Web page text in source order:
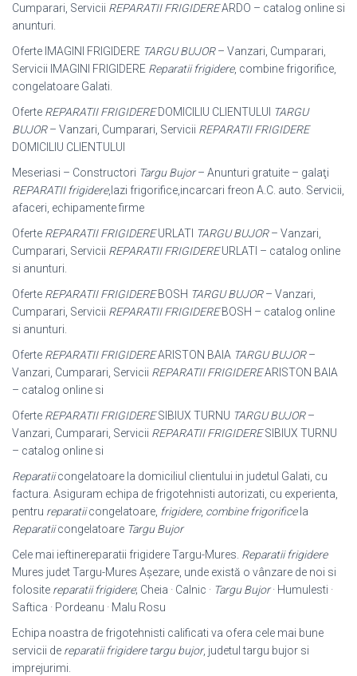
Cumparari, Servicii REPARATII FRIGIDEREARDO – catalog online si
anunturi.
Oferte IMAGINI FRIGIDERE TARGU BUJOR– Vanzari, Cumparari,
Servicii IMAGINI FRIGIDERE Reparatii frigidere, combine frigorifice,
congelatoare Galati.
Oferte REPARATII FRIGIDEREDOMICILIU CLIENTULUI TARGU
BUJOR– Vanzari, Cumparari, Servicii REPARATII FRIGIDERE
DOMICILIU CLIENTULUI
Meseriasi – Constructori Targu Bujor– Anunturi gratuite – galaţi
REPARATII frigidere,lazi frigorifice,incarcari freon A.C. auto. Servicii,
afaceri, echipamente firme
Oferte REPARATII FRIGIDEREURLATI TARGU BUJOR– Vanzari,
Cumparari, Servicii REPARATII FRIGIDEREURLATI – catalog online
si anunturi.
Oferte REPARATII FRIGIDEREBOSH TARGU BUJOR– Vanzari,
Cumparari, Servicii REPARATII FRIGIDEREBOSH – catalog online
si anunturi.
Oferte REPARATII FRIGIDEREARISTON BAIA TARGU BUJOR–
Vanzari, Cumparari, Servicii REPARATII FRIGIDEREARISTON BAIA
– catalog online si
Oferte REPARATII FRIGIDERESIBIUX TURNU TARGU BUJOR–
Vanzari, Cumparari, Servicii REPARATII FRIGIDERESIBIUX TURNU
– catalog online si
Reparatiicongelatoare la domiciliul clientului in judetul Galati, cu
factura. Asiguram echipa de frigotehnisti autorizati, cu experienta,
pentru reparatiicongelatoare, frigidere, combine frigorificela
Reparatiicongelatoare Targu Bujor
Cele mai ieftinereparatii frigidere Targu-Mures. Reparatii frigidere
Mures judet Targu-Mures Așezare, unde există o vânzare de noi si
folosite reparatii frigidere; Cheia · Calnic · Targu Bujor· Humulesti ·
Saftica · Pordeanu · Malu Rosu
Echipa noastra de frigotehnisti calificati va ofera cele mai bune
servicii de reparatii frigidere targu bujor, judetul targu bujor si
imprejurimi.